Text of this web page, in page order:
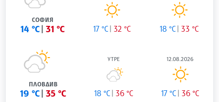
СОФИЯ
14 °C 31 °C 17 °C 32 °C 18 °C 33 °C
ПЛОВДИВ
19 °C 35 °C
УТРЕ
18 °C 36 °C
12.08.2026
17 °C 36 °C